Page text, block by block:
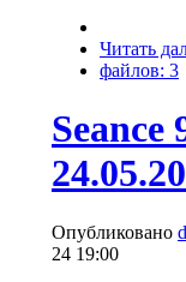
Читать
файлов: 3
Seance
Опубликовано
24 19:00